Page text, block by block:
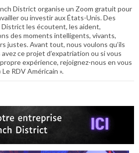
District organise un Zoom gratuit pour
ou investir aux États-Unis. Des
les écoutent, les aident,
des moments intelligents, vivants,
justes. Avant tout, nous voulons qu’ils
ce projet d’expatriation ou si vous
expérience, rejoignez-nous en vous
RDV Américain ».